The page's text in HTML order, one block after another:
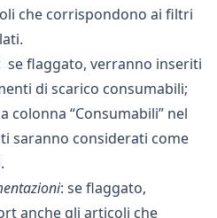
che corrispondono ai filtri
se flaggato, verranno inseriti
di scarico consumabili;
“Consumabili” nel
saranno considerati come
: se flaggato,
anche gli articoli che